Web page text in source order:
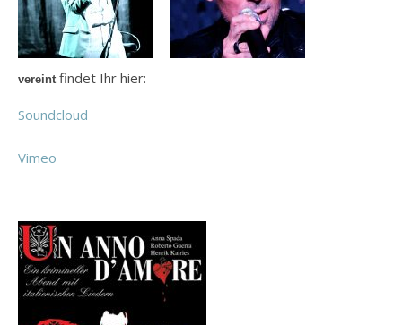
vereint findet Ihr hier:
Soundcloud
Vimeo